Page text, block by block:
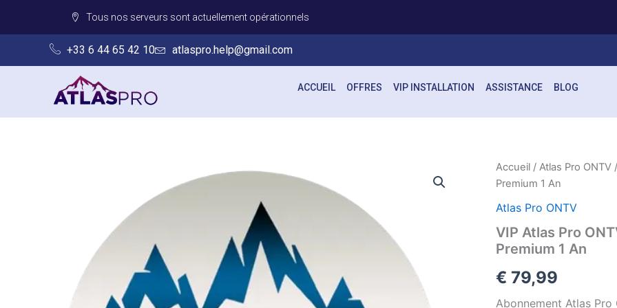
Tous nos serveurs sont actuellement opérationnels
‪+33 6 44 65 42 10‬ atlaspro.help@gmail.com
ACCUEIL OFFRES VIP INSTALLATION ASSISTANCE BLOG
Accueil / Atlas Pro ONTV
Premium 1 An
Atlas Pro ONTV
VIP Atlas Pro
Premium 1 An
€ 79,99
Abonnement Atlas
quantité
de
Atlas
ONTV
12
Subscription
IPTV